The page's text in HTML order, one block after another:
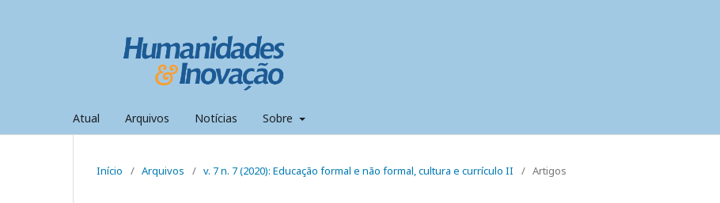
Atual Arquivos Notícias Sobre
Início / Arquivos / v. 7 n. 7 (2020): Educação formal e não formal, cultura e currículo II / Artigos